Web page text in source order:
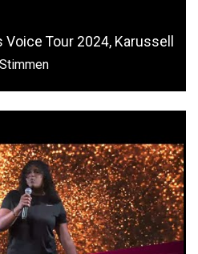
Tour 2024, Karussell
Stimmen